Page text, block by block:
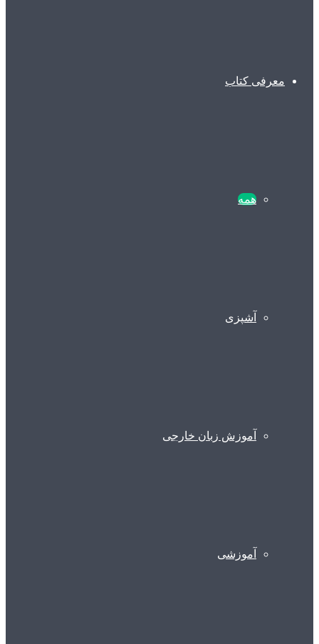
معرفی کتاب
همه
آشپزی
آموزش زبان خارجی
آموزشی